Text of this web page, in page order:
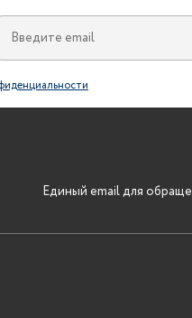
Единый email для